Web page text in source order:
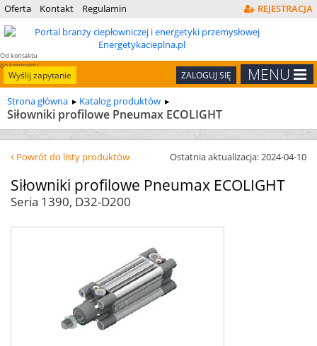
Oferta Kontakt Regulamin REJESTRACJA
Od kontaktu
do kontraktu
MENU
ZALOGUJ SIĘ
Wyślij zapytanie
Strona główna Katalog produktów
Siłowniki profilowe Pneumax ECOLIGHT
Powrót do listy produktów Ostatnia aktualizacja: 2024-04-10
Siłowniki profilowe Pneumax ECOLIGHT
Seria 1390, D32-D200